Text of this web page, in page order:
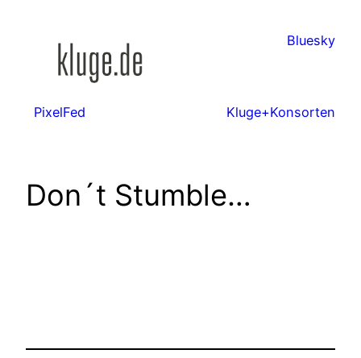
Bluesky
PixelFed Kluge+Konsorten
Don´t Stumble…